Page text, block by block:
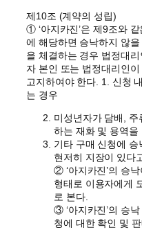
제10조 (계약의 성립)
① ‘아지카진’은 제9조와
에 해당하면 승낙하지 않
을 체결하는 경우 법정대
자 본인 또는 법정대리인
고지하여야 한다. 1. 신청
는 경우
미성년자가 담배, 주
하는 재화 및 용역을
기타 구매 신청에 승
현저히 지장이 있다
② ‘아지카진’의 승
형태로 이용자에게
로 본다.
③ ‘아지카진’의 승
청에 대한 확인 및